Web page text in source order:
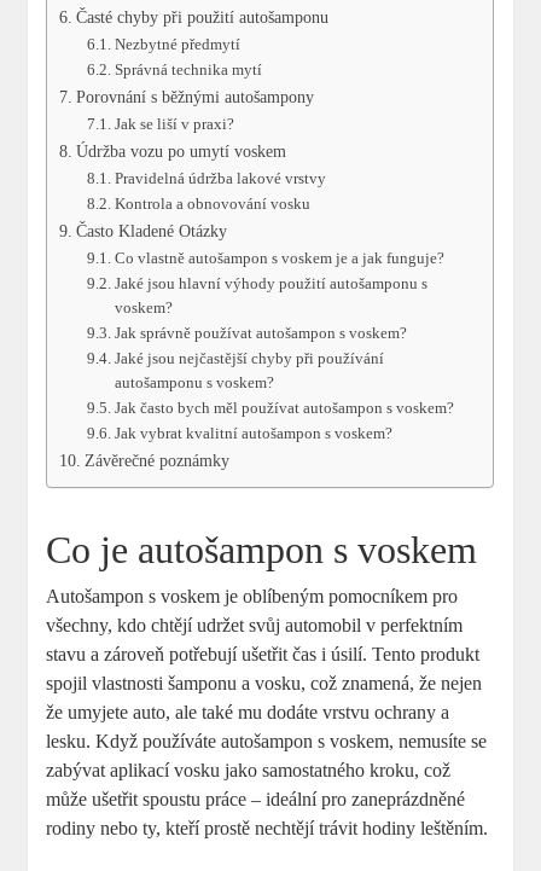
Časté chyby při použití autošamponu
Nezbytné předmytí
Správná technika mytí
Porovnání s běžnými autošampony
Jak se liší v praxi?
Údržba vozu po umytí voskem
Pravidelná údržba lakové vrstvy
Kontrola a obnovování vosku
Často Kladené Otázky
Co vlastně autošampon s voskem je a jak funguje?
Jaké jsou hlavní výhody použití autošamponu s
voskem?
Jak správně používat autošampon s voskem?
Jaké jsou nejčastější chyby při používání
autošamponu s voskem?
Jak často bych měl používat autošampon s voskem?
Jak vybrat kvalitní autošampon s voskem?
Závěrečné poznámky
Co je autošampon s voskem
Autošampon s voskem je oblíbeným pomocníkem pro
všechny, kdo chtějí udržet svůj automobil v perfektním
stavu a zároveň potřebují ušetřit čas i úsilí. Tento produkt
spojil vlastnosti šamponu a vosku, což znamená, že nejen
že umyjete auto, ale také mu dodáte vrstvu ochrany a
lesku. Když používáte autošampon s voskem, nemusíte se
zabývat aplikací vosku jako samostatného kroku, což
může ušetřit spoustu práce – ideální pro zaneprázdněné
rodiny nebo ty, kteří prostě nechtějí trávit hodiny leštěním.